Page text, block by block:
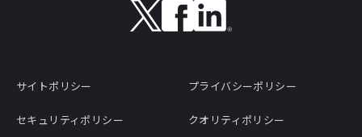
サイトポリシー プライバシーポリシー
セキュリティポリシー クオリティポリシー